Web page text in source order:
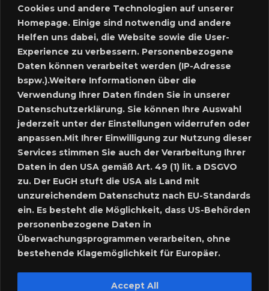
Cookies und andere Technologien auf unserer
Homepage. Einige sind notwendig und andere
Helfen uns dabei, die Website sowie die User-
Experience zu verbessern. Personenbezogene
Daten können verarbeitet werden (IP-Adresse
bspw.).Weitere Informationen über die
Verwendung Ihrer Daten finden Sie in unserer
Datenschutzerklärung. Sie können Ihre Auswahl
jederzeit unter der Einstellungen widerrufen oder
anpassen.Mit Ihrer Einwilligung zur Nutzung dieser
Services stimmen Sie auch der Verarbeitung Ihrer
Daten in den USA gemäß Art. 49 (1) lit. a DSGVO
zu. Der EuGH stuft die USA als Land mit
unzureichendem Datenschutz nach EU-Standards
ein. Es besteht die Möglichkeit, dass US-Behörden
personenbezogene Daten in
Überwachungsprogrammen verarbeiten, ohne
bestehende Klagemöglichkeit für Europäer.
Accept All
Meine Inserate
Neues Inserat schalten
Marktplatz – Registrierung
SUCHE
SPRACHE: